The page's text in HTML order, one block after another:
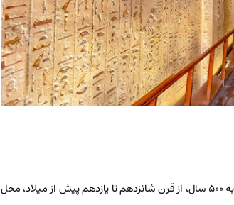
دره پادشاهان همانطور که در بخش قبلی هم اشاره شد، به مدت نزدیک به ۵۰۰ سال، از قرن شانزدهم تا یازدهم پیش از میلاد، محل